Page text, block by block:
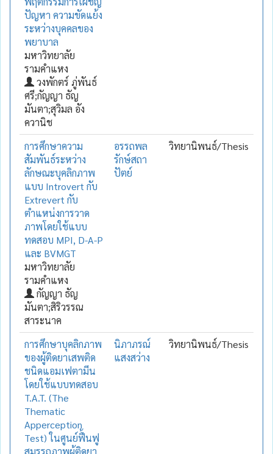
ปัญหา ความขัดแย้ง
ระหว่างบุคคลของ
พยาบาล
มหาวิทยาลัย
รามคำแหง
วงพักตร์ ภู่พันธ์
ศรี;กัญญา ธัญ
มันตา;สุวิมล อัง
ควานิช
การศึกษาความ
สัมพันธ์ระหว่าง
ลักษณะบุคลิกภาพ
แบบ Introvert กับ
Extrevert กับ
ตำแหน่งการวาด
ภาพโดยใช้แบบ
ทดสอบ MPI, D-A-P
และ BVMGT
มหาวิทยาลัย
รามคำแหง
กัญญา ธัญ
มันตา;สิริวรรณ
สาระนาค
อรรถพล
รักษ์สถา
ปัตย์
วิทยานิพนธ์/Thesis
การศึกษาบุคลิกภาพ
ของผู้ติดยาเสพติด
ชนิดแอมเฟตามีน
โดยใช้แบบทดสอบ
T.A.T. (The
Thematic
Apperception
Test) ในศูนย์ฟื้นฟู
สมรรถภาพผู้ติดยา
นิภาภรณ์
แสงสว่าง
วิทยานิพนธ์/Thesis